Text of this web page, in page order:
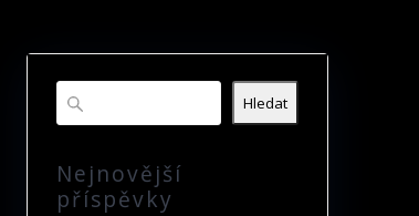
Hledat
Nejnovější
příspěvky